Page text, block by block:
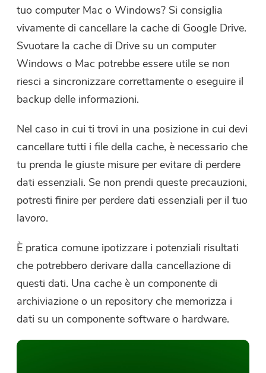
tuo computer Mac o Windows? Si consiglia
vivamente di cancellare la cache di Google Drive.
Svuotare la cache di Drive su un computer
Windows o Mac potrebbe essere utile se non
riesci a sincronizzare correttamente o eseguire il
backup delle informazioni.
Nel caso in cui ti trovi in ​​una posizione in cui devi
cancellare tutti i file della cache, è necessario che
tu prenda le giuste misure per evitare di perdere
dati essenziali. Se non prendi queste precauzioni,
potresti finire per perdere dati essenziali per il tuo
lavoro.
È pratica comune ipotizzare i potenziali risultati
che potrebbero derivare dalla cancellazione di
questi dati. Una cache è un componente di
archiviazione o un repository che memorizza i
dati su un componente software o hardware.